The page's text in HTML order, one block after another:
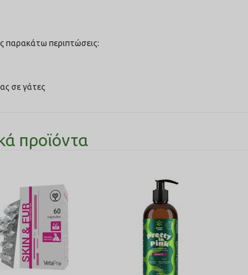
παρακάτω περιπτώσεις:
σε γάτες
προϊόντα